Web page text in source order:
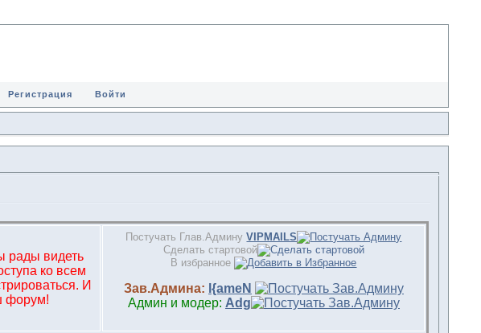
Регистрация Войти
рады видеть
ко всем
И
форум!
Постучать Глав.АдминуVIPMAILS
Сделать стартовой
В избранное
Зав.Админа: l{ameN
Админ и модер: Adg